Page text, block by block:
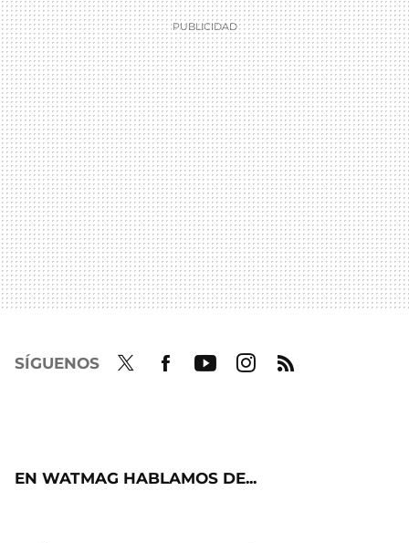
SÍGUENOS
EN WATMAG HABLAMOS DE...